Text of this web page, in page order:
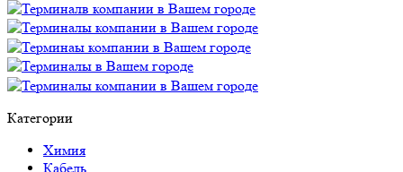
Категории
Химия
Кабель